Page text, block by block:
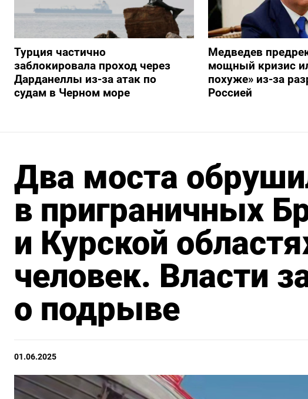
Турция частично
заблокировала проход через
Дарданеллы из-за атак по
судам в Черном море
Медведев
мощный кризис
похуже» из-за
Россией
Два моста
в приграничных
и Курской
человек. Власти
о подрыве
01.06.2025